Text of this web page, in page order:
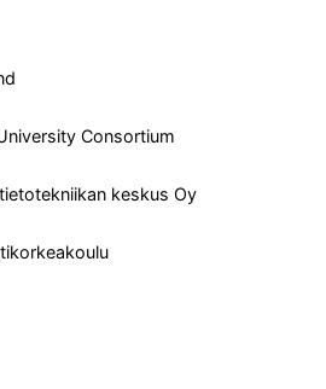
Consortium
keskus Oy